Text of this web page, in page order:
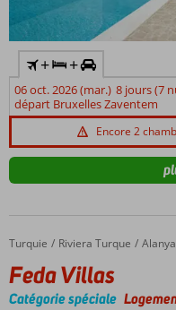
+ +
06 oct. 2026 (mar.) 8 jours (7
départ Bruxelles Zaventem
Encore 2
Accueil
Turquie Riviera Turque Alanya
Feda Villas
Feda Villas
Catégorie spéciale